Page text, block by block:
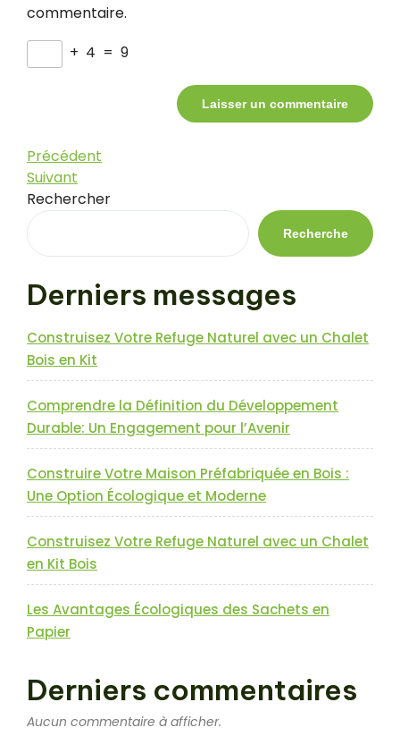
commentaire.
+ 4 = 9
Navigation
de
l’article
Article
précédent
Précédent
Article
suivant
Suivant
Rechercher
Recherche
Derniers messages
Construisez Votre Refuge Naturel avec un Chalet
Bois en Kit
Comprendre la Définition du Développement
Durable: Un Engagement pour l’Avenir
Construire Votre Maison Préfabriquée en Bois :
Une Option Écologique et Moderne
Construisez Votre Refuge Naturel avec un Chalet
en Kit Bois
Les Avantages Écologiques des Sachets en
Papier
Derniers commentaires
Aucun commentaire à afficher.